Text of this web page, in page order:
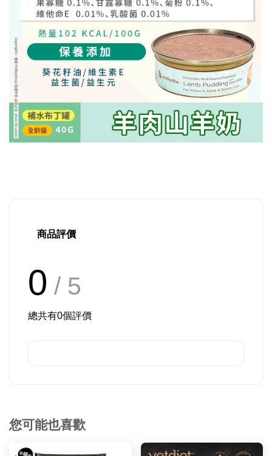
商品評價
0 / 5
總共有0個評價
您可能也喜歡